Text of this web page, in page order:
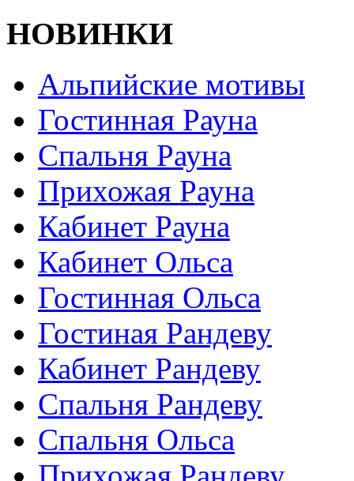
НОВИНКИ
Альпийские мотивы
Гостинная Рауна
Спальня Рауна
Прихожая Рауна
Кабинет Рауна
Кабинет Ольса
Гостинная Ольса
Гостиная Рандеву
Кабинет Рандеву
Спальня Рандеву
Спальня Ольса